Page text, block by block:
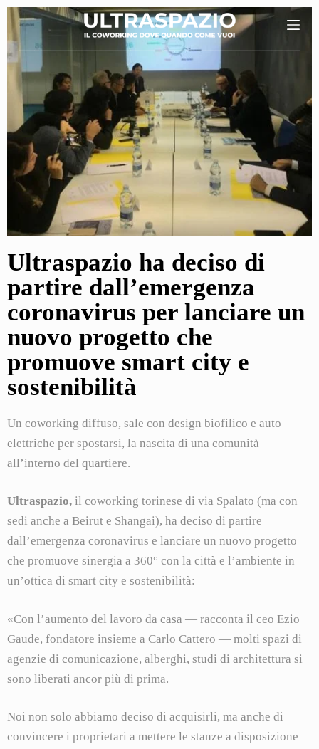
S
c
n
n
t
Ultraspazio ha deciso di
partire dall’emergenza
coronavirus per lanciare un
nuovo progetto che
promuove smart city e
sostenibilità
Un coworking diffuso, sale con design biofilico e auto
elettriche per spostarsi, la nascita di una comunità
all’interno del quartiere.
Ultraspazio, il coworking torinese di via Spalato (ma con
sedi anche a Beirut e Shangai), ha deciso di partire
dall’emergenza coronavirus e lanciare un nuovo progetto
che promuove sinergia a 360° con la città e l’ambiente in
un’ottica di smart city e sostenibilità:
«Con l’aumento del lavoro da casa — racconta il ceo Ezio
Gaude, fondatore insieme a Carlo Cattero — molti spazi di
agenzie di comunicazione, alberghi, studi di architettura si
sono liberati ancor più di prima.
Noi non solo abbiamo deciso di acquisirli, ma anche di
convincere i proprietari a mettere le stanze a disposizione